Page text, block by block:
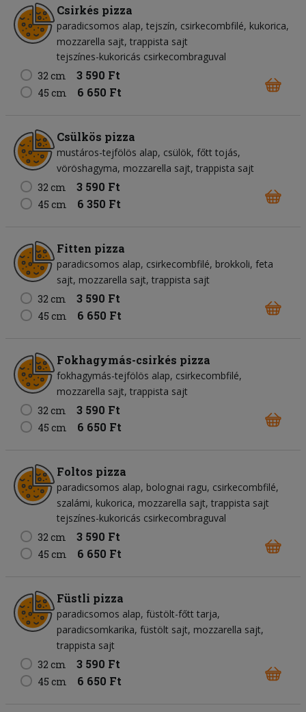
Csirkés pizza
paradicsomos alap tejszín csirkecombfilé kukorica
mozzarella sajt trappista sajt
tejszínes-kukoricás csirkecombraguval
32 cm
3 590 Ft
45 cm 6 650 Ft
Csülkös pizza
mustáros-tejfölös alap csülök főtt tojás
vöröshagyma mozzarella sajt trappista sajt
32 cm
3 590 Ft
45 cm 6 350 Ft
Fitten pizza
paradicsomos alap csirkecombfilé brokkoli feta
sajt mozzarella sajt trappista sajt
32 cm
3 590 Ft
45 cm 6 650 Ft
Fokhagymás-csirkés pizza
fokhagymás-tejfölös alap csirkecombfilé
mozzarella sajt trappista sajt
32 cm
3 590 Ft
45 cm 6 650 Ft
Foltos pizza
paradicsomos alap bolognai ragu csirkecombfilé
szalámi kukorica mozzarella sajt trappista sajt
tejszínes-kukoricás csirkecombraguval
32 cm
3 590 Ft
45 cm 6 650 Ft
Füstli pizza
paradicsomos alap füstölt-főtt tarja
paradicsomkarika füstölt sajt mozzarella sajt
trappista sajt
32 cm
3 590 Ft
45 cm 6 650 Ft